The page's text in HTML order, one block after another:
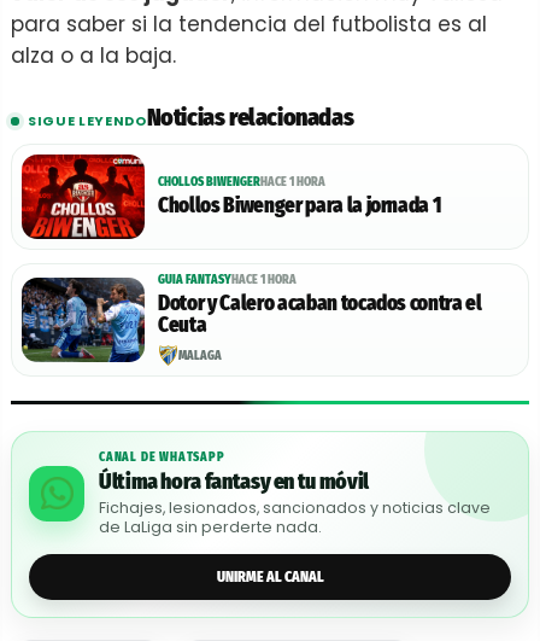
para saber si la tendencia del futbolista es al
alza o a la baja.
SIGUE LEYENDONoticias relacionadas
CHOLLOS BIWENGERHACE 1 HORA
Chollos Biwenger para la jornada 1
GUIA FANTASYHACE 1 HORA
Dotor y Calero acaban tocados contra el
Ceuta
MÁLAGA
CANAL DE WHATSAPP
Última hora fantasy en tu móvil
Fichajes, lesionados, sancionados y noticias clave
de LaLiga sin perderte nada.
UNIRME AL CANAL